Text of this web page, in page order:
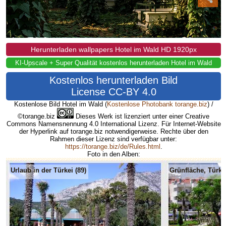
Herunterladen wallpapers Hotel im Wald HD 1920px
KI-Upscale + Super Qualität kostenlos herunterladen Hotel im Wald
Kostenlos herunterladen Bild
License CC-BY 4.0
Kostenlose Bild Hotel im Wald (Kostenlose Photobank torange.biz) /
©torange.biz
Dieses Werk ist lizenziert unter einer Creative
Commons Namensnennung 4.0 International Lizenz. Für Internet-Website
der Hyperlink auf torange.biz notwendigerweise. Rechte über den
Rahmen dieser Lizenz sind verfügbar unter:
https://torange.biz/de/Rules.html
Foto in den Alben:
Urlaub in der Türkei (89) Grünfläche,